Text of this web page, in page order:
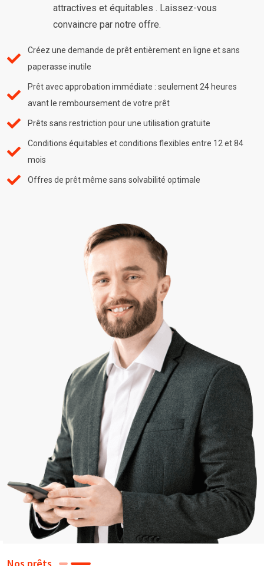
attractives et équitables . Laissez-vous
convaincre par notre offre.
Créez une demande de prêt entièrement en ligne et sans
paperasse inutile
Prêt avec approbation immédiate : seulement 24 heures
avant le remboursement de votre prêt
Prêts sans restriction pour une utilisation gratuite
Conditions équitables et conditions flexibles entre 12 et 84
mois
Offres de prêt même sans solvabilité optimale